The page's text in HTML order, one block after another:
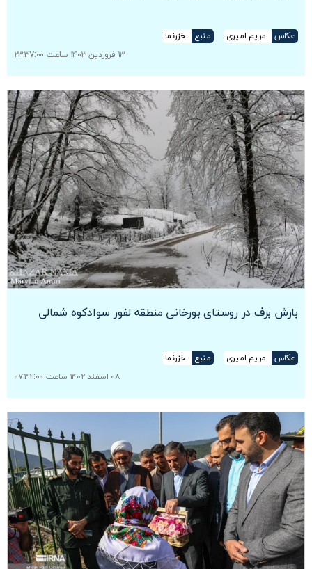
عکاس مریم امیری منبع
خزرنما
۱۳ فروردین ۱۴۰۳ ساعت ۲۳:۳۷:۰۰
بارش برف در روستای بورخانی منطقه لفور سوادکوه شمالی
عکاس مریم امیری منبع
خزرنما
۰۸ اسفند ۱۴۰۲ ساعت ۰۷:۳۲:۰۰